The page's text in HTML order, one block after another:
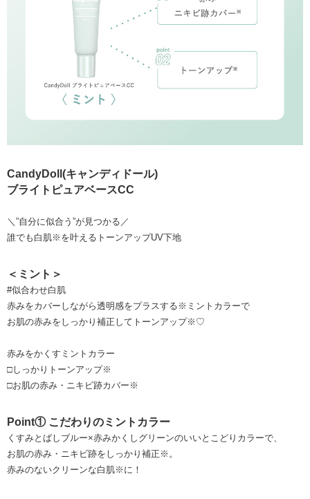
CandyDoll(キャンディドール)
ブライトピュアベースCC
＼”自分に似合う”が見つかる／
誰でも白肌※を叶えるトーンアップUV下地
＜ミント＞
#似合わせ白肌
赤みをカバーしながら透明感をプラスする※ミントカラーで
お肌の赤みをしっかり補正してトーンアップ※♡
赤みをかくすミントカラー
□しっかりトーンアップ※
□お肌の赤み・ニキビ跡カバー※
Point① こだわりのミントカラー
くすみとばしブルー×赤みかくしグリーンのいいとこどりカラーで、
お肌の赤み・ニキビ跡をしっかり補正※。
赤みのないクリーンな白肌※に！